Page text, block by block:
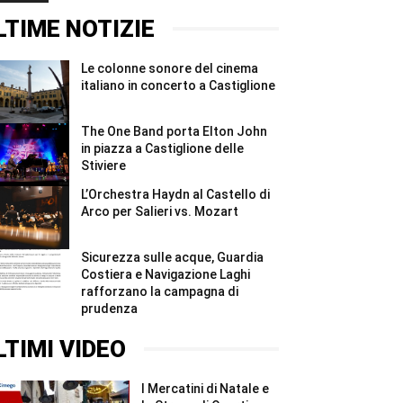
#Shorts
a
Castiglione
sul
Garda:
strutture
irregolari
e
sanzioni
...
#Shorts
NOTIZIE
Le colonne sonore del cinema
italiano in concerto a Castiglione
The One Band porta Elton John
in piazza a Castiglione delle
Stiviere
L’Orchestra Haydn al Castello di
Arco per Salieri vs. Mozart
Sicurezza sulle acque, Guardia
Costiera e Navigazione Laghi
rafforzano la campagna di
prudenza
VIDEO
I Mercatini di Natale e